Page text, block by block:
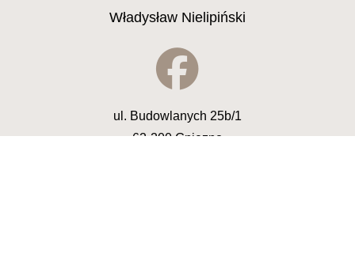
Władysław Nielipiński
ul. Budowlanych 25b/1
62-200 Gniezno